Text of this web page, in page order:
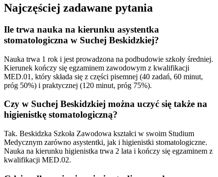
Najczęściej zadawane pytania
Ile trwa nauka na kierunku asystentka
stomatologiczna w Suchej Beskidzkiej?
Nauka trwa 1 rok i jest prowadzona na podbudowie szkoły średniej.
Kierunek kończy się egzaminem zawodowym z kwalifikacji
MED.01, który składa się z części pisemnej (40 zadań, 60 minut,
próg 50%) i praktycznej (120 minut, próg 75%).
Czy w Suchej Beskidzkiej można uczyć się także na
higienistkę stomatologiczną?
Tak. Beskidzka Szkoła Zawodowa kształci w swoim Studium
Medycznym zarówno asystentki, jak i higienistki stomatologiczne.
Nauka na kierunku higienistka trwa 2 lata i kończy się egzaminem z
kwalifikacji MED.02.